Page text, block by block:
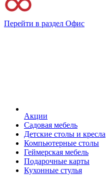
Перейти в раздел Офис
Акции
Садовая мебель
Детские столы и кресла
Компьютерные столы
Геймерская мебель
Подарочные карты
Кухонные стулья